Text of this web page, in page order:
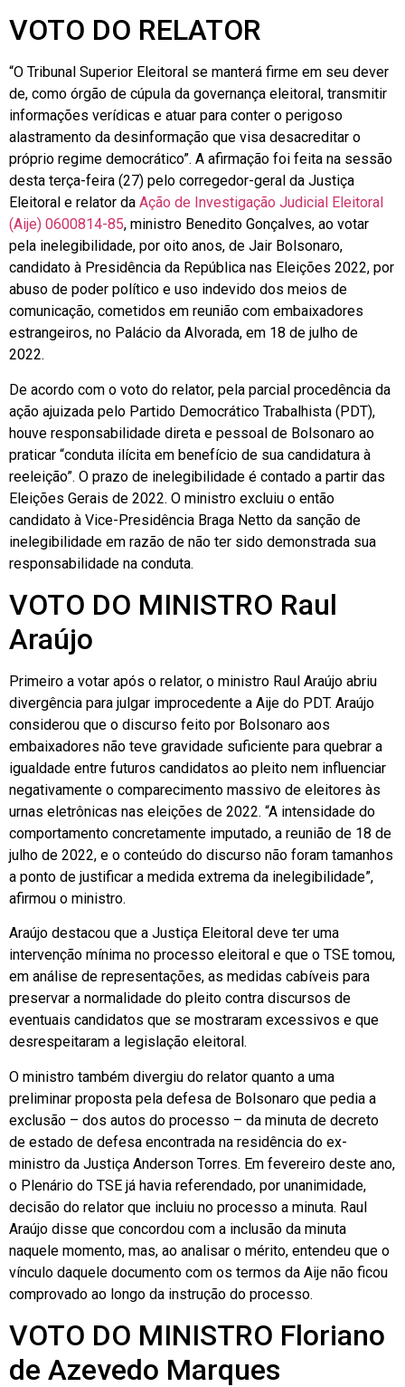
VOTO DO RELATOR
“O Tribunal Superior Eleitoral se manterá firme em seu dever
de, como órgão de cúpula da governança eleitoral, transmitir
informações verídicas e atuar para conter o perigoso
alastramento da desinformação que visa desacreditar o
próprio regime democrático”. A afirmação foi feita na sessão
desta terça-feira (27) pelo corregedor-geral da Justiça
Eleitoral e relator da Ação de Investigação Judicial Eleitoral
(Aije) 0600814-85, ministro Benedito Gonçalves, ao votar
pela inelegibilidade, por oito anos, de Jair Bolsonaro,
candidato à Presidência da República nas Eleições 2022, por
abuso de poder político e uso indevido dos meios de
comunicação, cometidos em reunião com embaixadores
estrangeiros, no Palácio da Alvorada, em 18 de julho de
2022.
De acordo com o voto do relator, pela parcial procedência da
ação ajuizada pelo Partido Democrático Trabalhista (PDT),
houve responsabilidade direta e pessoal de Bolsonaro ao
praticar “conduta ilícita em benefício de sua candidatura à
reeleição”. O prazo de inelegibilidade é contado a partir das
Eleições Gerais de 2022. O ministro excluiu o então
candidato à Vice-Presidência Braga Netto da sanção de
inelegibilidade em razão de não ter sido demonstrada sua
responsabilidade na conduta.
VOTO DO MINISTRO Raul
Araújo
Primeiro a votar após o relator, o ministro Raul Araújo abriu
divergência para julgar improcedente a Aije do PDT. Araújo
considerou que o discurso feito por Bolsonaro aos
embaixadores não teve gravidade suficiente para quebrar a
igualdade entre futuros candidatos ao pleito nem influenciar
negativamente o comparecimento massivo de eleitores às
urnas eletrônicas nas eleições de 2022. “A intensidade do
comportamento concretamente imputado, a reunião de 18 de
julho de 2022, e o conteúdo do discurso não foram tamanhos
a ponto de justificar a medida extrema da inelegibilidade”,
afirmou o ministro.
Araújo destacou que a Justiça Eleitoral deve ter uma
intervenção mínima no processo eleitoral e que o TSE tomou,
em análise de representações, as medidas cabíveis para
preservar a normalidade do pleito contra discursos de
eventuais candidatos que se mostraram excessivos e que
desrespeitaram a legislação eleitoral.
O ministro também divergiu do relator quanto a uma
preliminar proposta pela defesa de Bolsonaro que pedia a
exclusão – dos autos do processo – da minuta de decreto
de estado de defesa encontrada na residência do ex-
ministro da Justiça Anderson Torres. Em fevereiro deste ano,
o Plenário do TSE já havia referendado, por unanimidade,
decisão do relator que incluiu no processo a minuta. Raul
Araújo disse que concordou com a inclusão da minuta
naquele momento, mas, ao analisar o mérito, entendeu que o
vínculo daquele documento com os termos da Aije não ficou
comprovado ao longo da instrução do processo.
VOTO DO MINISTRO Floriano
de Azevedo Marques